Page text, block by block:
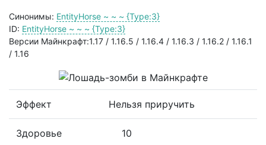
Синонимы: EntityHorse ~ ~ ~ {Type:3}
ID: EntityHorse ~ ~ ~ {Type:3}
Версии Майнкрафт:1.17 / 1.16.5 / 1.16.4 / 1.16.3 / 1.16.2 / 1.16.1
/ 1.16
Эффект Нельзя приручить
Здоровье 10